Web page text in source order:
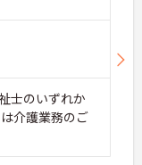
士のいずれか
介護業務のご